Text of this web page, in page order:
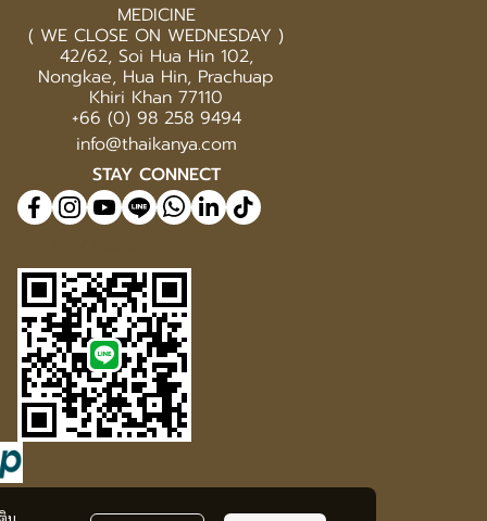
MEDICINE
( WE CLOSE ON WEDNESDAY )
42/62, Soi Hua Hin 102,
Nongkae, Hua Hin, Prachuap
Khiri Khan 77110
+66 (0) 98 258 9494
info@thaikanya.com
STAY CONNECT